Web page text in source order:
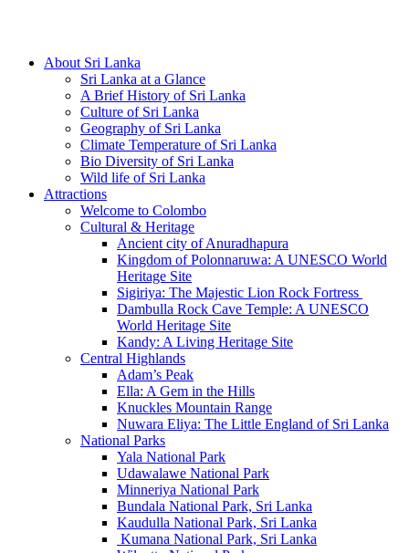
About Sri Lanka
Sri Lanka at a Glance
A Brief History of Sri Lanka
Culture of Sri Lanka
Geography of Sri Lanka
Climate Temperature of Sri Lanka
Bio Diversity of Sri Lanka
Wild life of Sri Lanka
Attractions
Welcome to Colombo
Cultural & Heritage
Ancient city of Anuradhapura
Kingdom of Polonnaruwa: A UNESCO World
Heritage Site
Sigiriya: The Majestic Lion Rock Fortress
Dambulla Rock Cave Temple: A UNESCO
World Heritage Site
Kandy: A Living Heritage Site
Central Highlands
Adam’s Peak
Ella: A Gem in the Hills
Knuckles Mountain Range
Nuwara Eliya: The Little England of Sri Lanka
National Parks
Yala National Park
Udawalawe National Park
Minneriya National Park
Bundala National Park, Sri Lanka
Kaudulla National Park, Sri Lanka
Kumana National Park, Sri Lanka